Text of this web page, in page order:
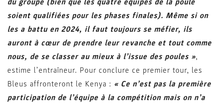
du groupe (bien que les quatre équipes de la poule
soient qualifiées pour les phases finales). Même si on
les a battu en 2024, il faut toujours se méfier, ils
auront à cœur de prendre leur revanche et tout comme
nous, de se classer au mieux à l’issue des poules »,
estime l’entraîneur. Pour conclure ce premier tour, les
Bleus affronteront le Kenya : « Ce n’est pas la première
participation de l’équipe à la compétition mais on n’a